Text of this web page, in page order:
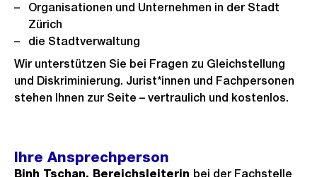
Organisationen und Unternehmen in der Stadt
Zürich
die Stadtverwaltung
Wir unterstützen Sie bei Fragen zu Gleichstellung
und Diskriminierung. Jurist*innen und Fachpersonen
stehen Ihnen zur Seite – vertraulich und kostenlos.
Ihre Ansprechperson
Binh Tschan, Bereichsleiterin bei der Fachstelle